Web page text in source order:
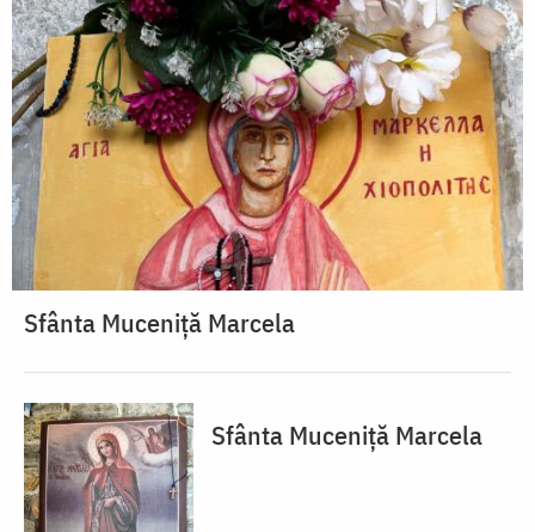
Sfânta Muceniță Marcela
Sfânta Muceniță Marcela